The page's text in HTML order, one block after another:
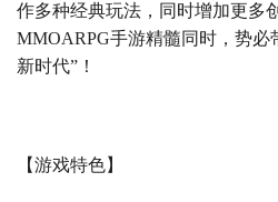
作多种经典玩法，同时增加更多
MMOARPG手游精髓同时，势必
新时代”！
【游戏特色】